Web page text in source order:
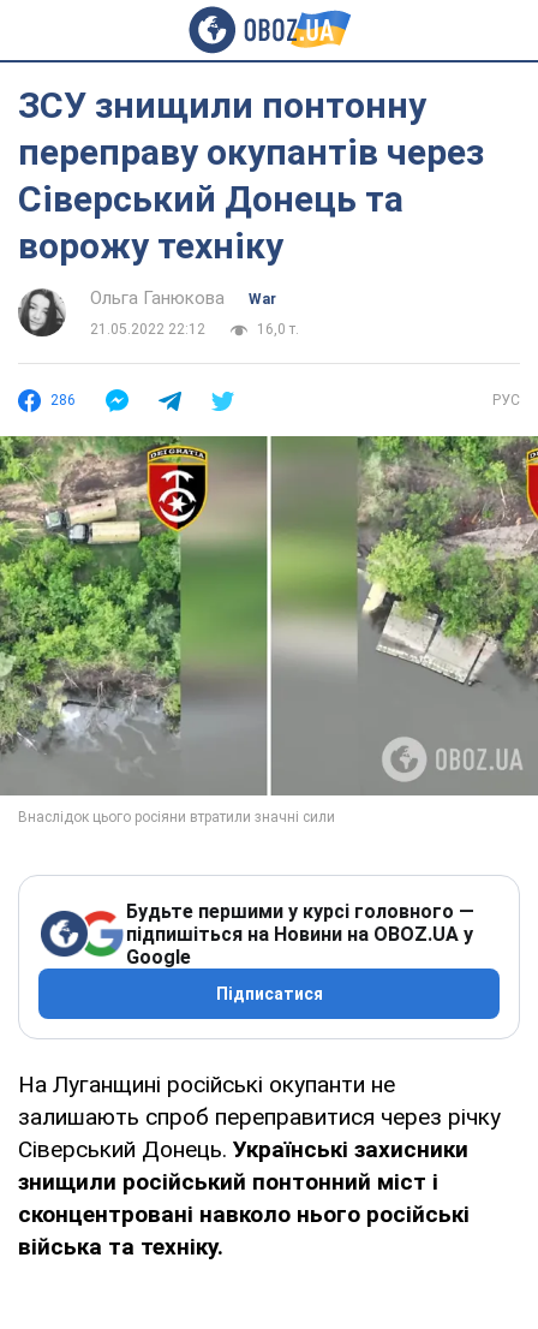
ЗСУ знищили понтонну
переправу окупантів через
Сіверський Донець та
ворожу техніку
Ольга Ганюкова
War
21.05.2022 22:12
16,0 т.
286 РУС
Будьте першими у курсі головного —
підпишіться на Новини на OBOZ.UA у
Google
Підписатися
На Луганщині російські окупанти не
залишають спроб переправитися через річку
Сіверський Донець. Українські захисники
знищили російський понтонний міст і
сконцентровані навколо нього російські
війська та техніку.